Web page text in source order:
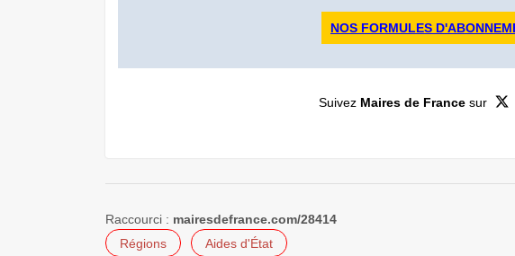
NOS FORMULES
Suivez Maires de Francesur
Raccourci : mairesdefrance.com/28414
Régions
Aides d'État